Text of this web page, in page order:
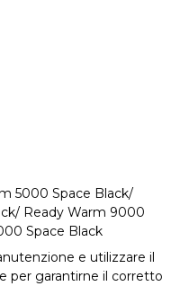
5000 Space Black/
Ready Warm 9000
Space Black
e utilizzare il
per garantirne il corretto